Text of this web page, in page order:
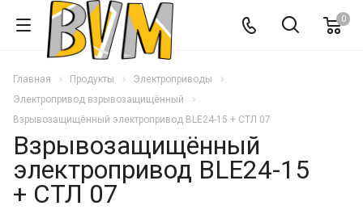
0
Главная Продукты
Электроприводы
Электропривод взрывозащищённый
Взрывозащищённый электропривод BLE24-15 + СТЛ 07
Взрывозащищённый
электропривод BLE24-15
+ СТЛ 07